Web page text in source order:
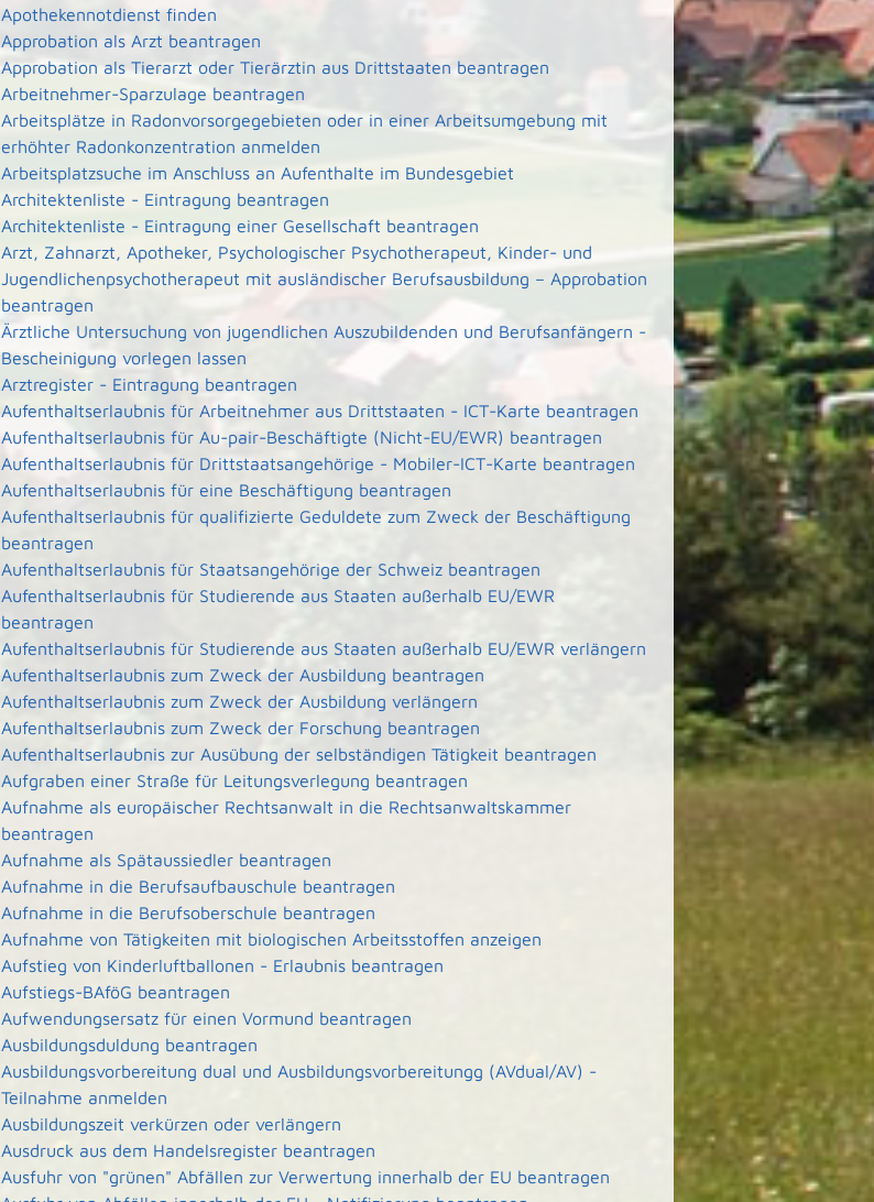
Apothekennotdienst finden
Approbation als Arzt beantragen
Approbation als Tierarzt oder Tierärztin aus Drittstaaten beantragen
Arbeitnehmer-Sparzulage beantragen
Arbeitsplätze in Radonvorsorgegebieten oder in einer Arbeitsumgebung mit
erhöhter Radonkonzentration anmelden
Arbeitsplatzsuche im Anschluss an Aufenthalte im Bundesgebiet
Architektenliste - Eintragung beantragen
Architektenliste - Eintragung einer Gesellschaft beantragen
Arzt, Zahnarzt, Apotheker, Psychologischer Psychotherapeut, Kinder- und
Jugendlichenpsychotherapeut mit ausländischer Berufsausbildung – Approbation
beantragen
Ärztliche Untersuchung von jugendlichen Auszubildenden und Berufsanfängern -
Bescheinigung vorlegen lassen
Arztregister - Eintragung beantragen
Aufenthaltserlaubnis für Arbeitnehmer aus Drittstaaten - ICT-Karte beantragen
Aufenthaltserlaubnis für Au-pair-Beschäftigte (Nicht-EU/EWR) beantragen
Aufenthaltserlaubnis für Drittstaatsangehörige - Mobiler-ICT-Karte beantragen
Aufenthaltserlaubnis für eine Beschäftigung beantragen
Aufenthaltserlaubnis für qualifizierte Geduldete zum Zweck der Beschäftigung
beantragen
Aufenthaltserlaubnis für Staatsangehörige der Schweiz beantragen
Aufenthaltserlaubnis für Studierende aus Staaten außerhalb EU/EWR
beantragen
Aufenthaltserlaubnis für Studierende aus Staaten außerhalb EU/EWR verlängern
Aufenthaltserlaubnis zum Zweck der Ausbildung beantragen
Aufenthaltserlaubnis zum Zweck der Ausbildung verlängern
Aufenthaltserlaubnis zum Zweck der Forschung beantragen
Aufenthaltserlaubnis zur Ausübung der selbständigen Tätigkeit beantragen
Aufgraben einer Straße für Leitungsverlegung beantragen
Aufnahme als europäischer Rechtsanwalt in die Rechtsanwaltskammer
beantragen
Aufnahme als Spätaussiedler beantragen
Aufnahme in die Berufsaufbauschule beantragen
Aufnahme in die Berufsoberschule beantragen
Aufnahme von Tätigkeiten mit biologischen Arbeitsstoffen anzeigen
Aufstieg von Kinderluftballonen - Erlaubnis beantragen
Aufstiegs-BAföG beantragen
Aufwendungsersatz für einen Vormund beantragen
Ausbildungsduldung beantragen
Ausbildungsvorbereitung dual und Ausbildungsvorbereitungg (AVdual/AV) -
Teilnahme anmelden
Ausbildungszeit verkürzen oder verlängern
Ausdruck aus dem Handelsregister beantragen
Ausfuhr von "grünen" Abfällen zur Verwertung innerhalb der EU beantragen